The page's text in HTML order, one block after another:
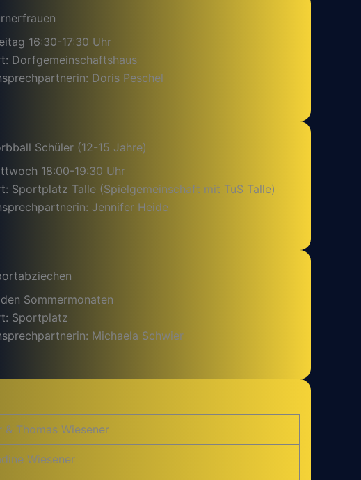
16:30-17:30 Uhr
Dorfgemeinschaftshaus
Doris Peschel
Schüler (12-15 Jahre)
18:00-19:30 Uhr
Sportplatz Talle (Spielgemeinschaft mit TuS Talle)
Jennifer Heide
Sommermonaten
Sportplatz
Michaela Schwier
Thomas Wiesener
Wiesener